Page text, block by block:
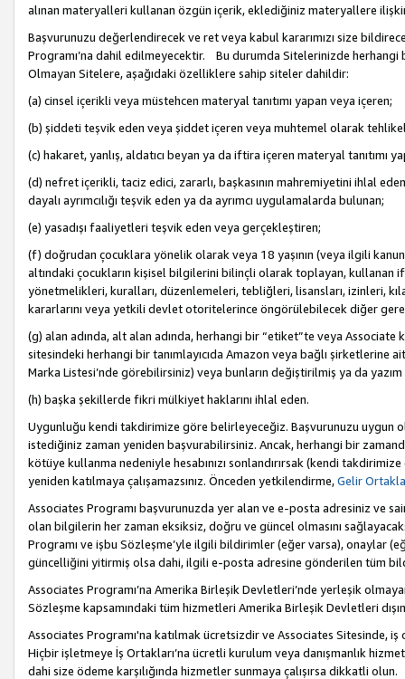
alınan materyalleri kullanan özgün içerik, eklediğiniz materyallere
Başvurunuzu değerlendirecek ve ret veya kabul kararımızı size
Programı’na dahil edilmeyecektir. Bu durumda Sitelerinizde herhangi
Olmayan Sitelere, aşağıdaki özelliklere sahip siteler dahildir:
(a) cinsel içerikli veya müstehcen materyal tanıtımı yapan veya içeren;
(b) şiddeti teşvik eden veya şiddet içeren veya muhtemel olarak
(c) hakaret, yanlış, aldatıcı beyan ya da iftira içeren materyal tanıtımı
(d) nefret içerikli, taciz edici, zararlı, başkasının mahremiyetini ihlal
dayalı ayrımcılığı teşvik eden ya da ayrımcı uygulamalarda bulunan;
(e) yasadışı faaliyetleri teşvik eden veya gerçekleştiren;
(f) doğrudan çocuklara yönelik olarak veya 18 yaşının (veya ilgili
altındaki çocukların kişisel bilgilerini bilinçli olarak toplayan, kullanan
yönetmelikleri, kuralları, düzenlemeleri, tebliğleri, lisansları, izinleri,
kararlarını veya yetkili devlet otoritelerince öngörülebilecek diğer
(g) alan adında, alt alan adında, herhangi bir “etiket”te veya
sitesindeki herhangi bir tanımlayıcıda Amazon veya bağlı şirketlerine
Marka Listesi’nde görebilirsiniz) veya bunların değiştirilmiş ya da
(h) başka şekillerde fikri mülkiyet haklarını ihlal eden.
Uygunluğu kendi takdirimize göre belirleyeceğiz. Başvurunuzu uygun
istediğiniz zaman yeniden başvurabilirsiniz. Ancak, herhangi bir
kötüye kullanma nedeniyle hesabınızı sonlandırırsak (kendi
yeniden katılmaya çalışamazsınız. Önceden yetkilendirme,Gelir
Associates Programı başvurunuzda yer alan ve e-posta adresiniz ve
olan bilgilerin her zaman eksiksiz, doğru ve güncel olmasını
Programı ve işbu Sözleşme’yle ilgili bildirimler (eğer varsa), onaylar
güncelliğini yitirmiş olsa dahi, ilgili e-posta adresine gönderilen tüm
Associates Programı’na Amerika Birleşik Devletleri’nde yerleşik
Sözleşme kapsamındaki tüm hizmetleri Amerika Birleşik Devletleri
Associates Programı'na katılmak ücretsizdir ve Associates Sitesinde,
Hiçbir işletmeye İş Ortakları’na ücretli kurulum veya danışmanlık
dahi size ödeme karşılığında hizmetler sunmaya çalışırsa dikkatli olun.